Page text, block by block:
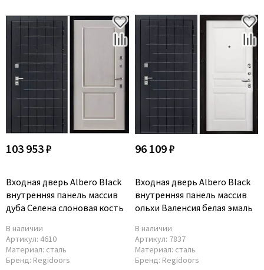
103 953 ₽
Входная дверь Albero Black
внутренняя панель массив
дуба Селена слоновая кость
В наличии
Артикул: 4610
Материал: сталь
Бренд: Regidoors
96 109 ₽
Входная дверь Albero Black
внутренняя панель массив
ольхи Валенсия белая эмаль
В наличии
Артикул: 7837
Материал: сталь
Бренд: Regidoors